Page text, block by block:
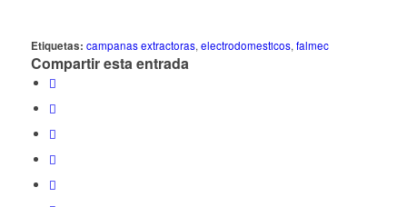
Etiquetas: campanas extractoras,electrodomesticos,falmec
Compartir esta entrada